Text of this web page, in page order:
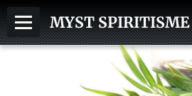
MYST